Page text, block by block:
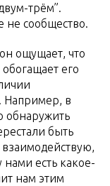
трём”.
не сообщество.
ощущает, что
его
Например, в
обнаружить
быть
есть какое-
нам этим